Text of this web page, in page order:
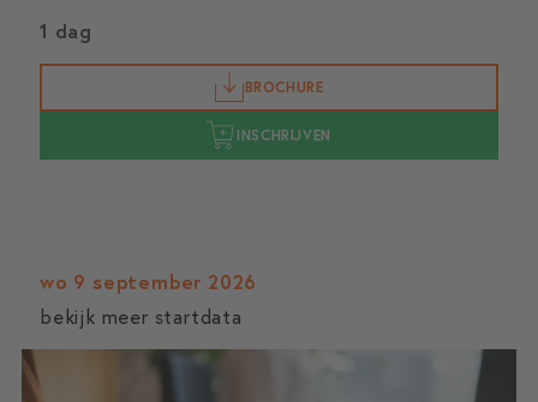
1 dag
BROCHURE
INSCHRIJVEN
wo 9 september 2026
bekijk meer startdata